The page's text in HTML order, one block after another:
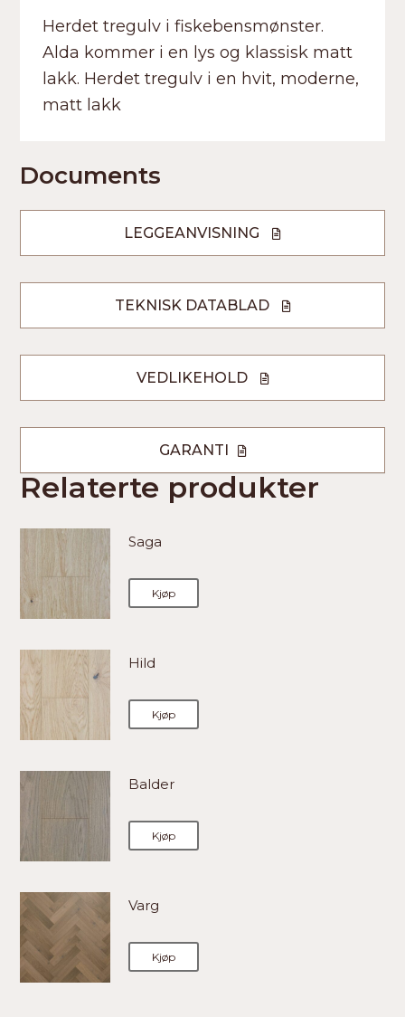
Herdet tregulv i fiskebensmønster.
Alda kommer i en lys og klassisk matt
lakk. Herdet tregulv i en hvit, moderne,
matt lakk
Documents
LEGGEANVISNING
TEKNISK DATABLAD
VEDLIKEHOLD
GARANTI
Relaterte produkter
Saga
Kjøp
Hild
Kjøp
Balder
Kjøp
Varg
Kjøp